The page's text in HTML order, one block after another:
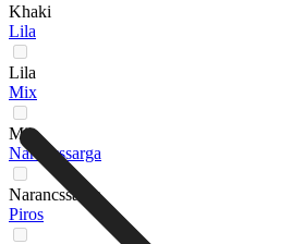
Khaki
Lila
Lila
Mix
Mix
Narancssarga
Narancssarga
Piros